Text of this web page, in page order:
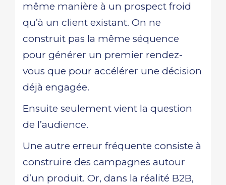
même manière à un prospect froid
qu’à un client existant. On ne
construit pas la même séquence
pour générer un premier rendez-
vous que pour accélérer une décision
déjà engagée.
Ensuite seulement vient la question
de l’audience.
Une autre erreur fréquente consiste à
construire des campagnes autour
d’un produit. Or, dans la réalité B2B,